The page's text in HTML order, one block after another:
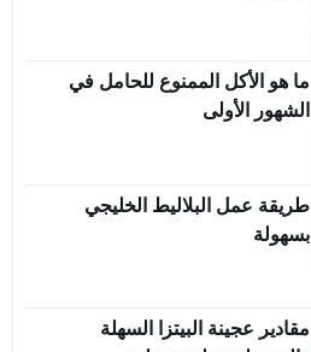
ما هو الأكل الممنوع للحامل في
الشهور الأولى
طريقة عمل البلاليط الخليجي
بسهولة
مقادير عجينة البيتزا السهلة